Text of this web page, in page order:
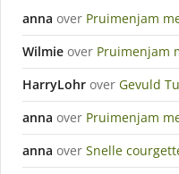
anna over Pruimenjam
Wilmie over Pruimenjam
HarryLohr over Gevuld
anna over Pruimenjam
anna over Snelle